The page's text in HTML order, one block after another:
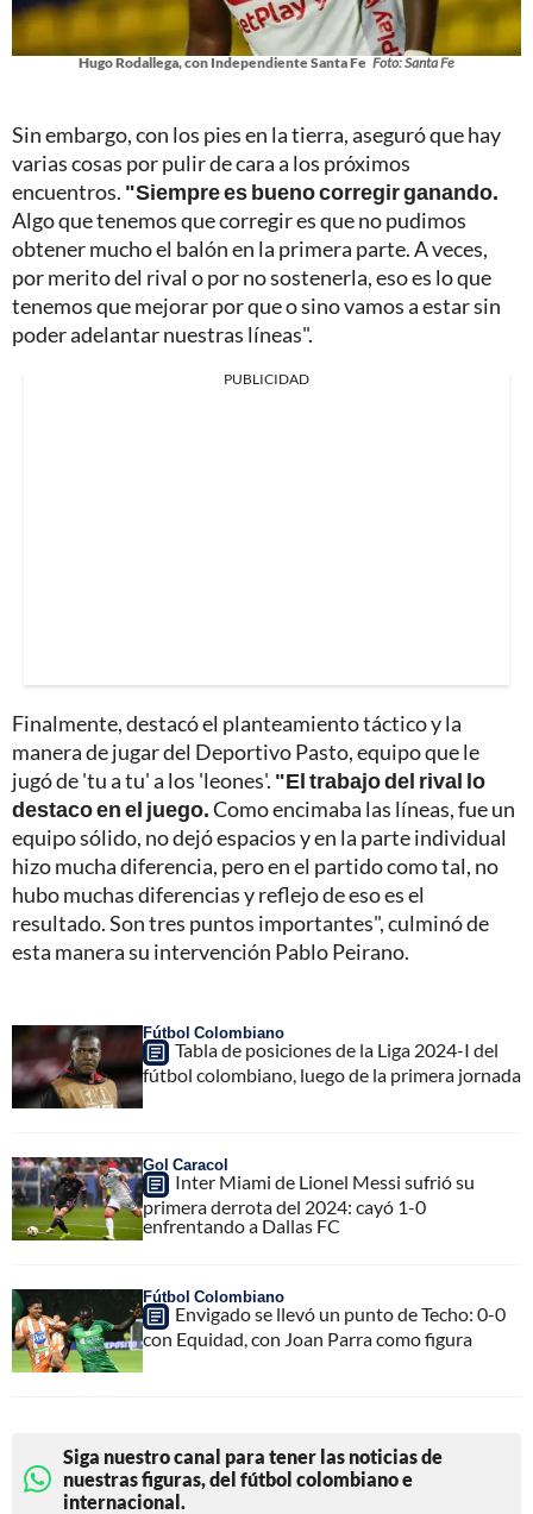
Hugo Rodallega, con Independiente Santa Fe Foto: Santa Fe
Sin embargo, con los pies en la tierra, aseguró que hay
varias cosas por pulir de cara a los próximos
encuentros. "Siempre es bueno corregir ganando.
Algo que tenemos que corregir es que no pudimos
obtener mucho el balón en la primera parte. A veces,
por merito del rival o por no sostenerla, eso es lo que
tenemos que mejorar por que o sino vamos a estar sin
poder adelantar nuestras líneas".
PUBLICIDAD
Finalmente, destacó el planteamiento táctico y la
manera de jugar del Deportivo Pasto, equipo que le
jugó de 'tu a tu' a los 'leones'. "El trabajo del rival lo
destaco en el juego.Como encimaba las líneas, fue un
equipo sólido, no dejó espacios y en la parte individual
hizo mucha diferencia, pero en el partido como tal, no
hubo muchas diferencias y reflejo de eso es el
resultado. Son tres puntos importantes", culminó de
esta manera su intervención Pablo Peirano.
Fútbol Colombiano
Tabla de posiciones de la Liga 2024-I del
fútbol colombiano, luego de la primera jornada
Gol Caracol
Inter Miami de Lionel Messi sufrió su
primera derrota del 2024: cayó 1-0
enfrentando a Dallas FC
Fútbol Colombiano
Envigado se llevó un punto de Techo: 0-0
con Equidad, con Joan Parra como figura
Siga nuestro canal para tener las noticias de
nuestras figuras, del fútbol colombiano e
internacional.